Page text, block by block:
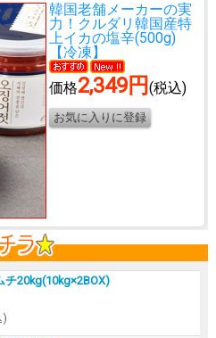
韓国老舗メーカーの実
力！ クルダリ韓国産特
上イカの塩辛(500g)
【冷凍】
価格2,349円 (税込)
20kg(10kg×2BOX)
)